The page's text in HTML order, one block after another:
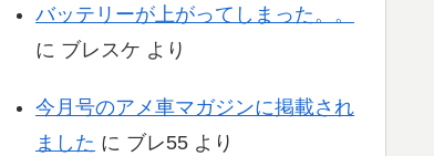
バッテリーが上がってしまった。。
に ブレスケ より
今月号のアメ車マガジンに掲載され
ました に ブレ55 より